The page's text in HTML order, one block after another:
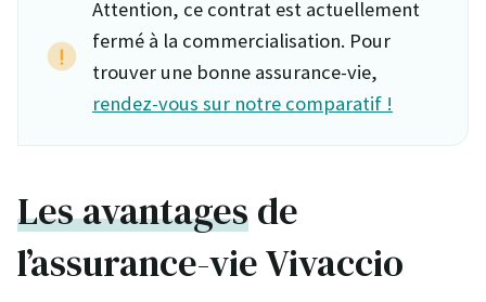
Attention, ce contrat est actuellement
fermé à la commercialisation. Pour
trouver une bonne assurance-vie,
rendez-vous sur notre comparatif !
Les avantagesde
l’assurance-vie Vivaccio